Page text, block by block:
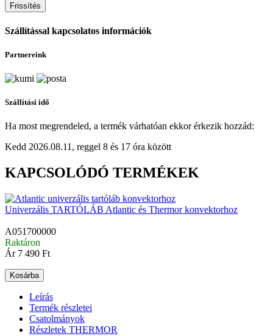
Szállítással kapcsolatos információk
Partnereink
Szállítási idő
Ha most megrendeled, a termék várhatóan ekkor érkezik hozzád:
Kedd 2026.08.11, reggel 8 és 17 óra között
KAPCSOLÓDÓ TERMÉKEK
Univerzális TARTÓLÁB Atlantic és Thermor konvektorhoz
A051700000
Raktáron
Ár 7 490 Ft
Kosárba
Leírás
Termék részletei
Csatolmányok
Részletek THERMOR